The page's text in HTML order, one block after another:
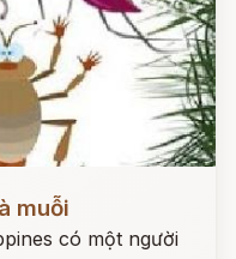
muỗi
có một người